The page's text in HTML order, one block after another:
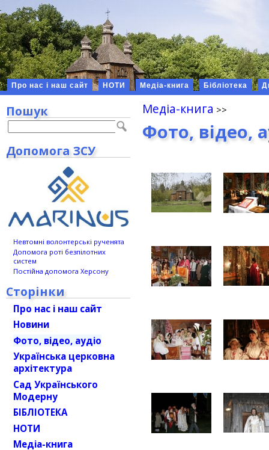
Про нас і наш сайт НОТИ Медіа-книга Бібліотека
Медіа-книга
Фото, відео,
Пошук
Допомога ЗСУ
Невтомні волонтерські рученята
Допомога роті безпілотних
систем
Постійна допомога Херсону
Сторінки
Про нас і наш сайт
Новини
Фото, відео, аудіо
Українська церковна
архітектура
Сад Українського
Модерну
БІБЛІОТЕКА
НОТИ
Медіа-книга